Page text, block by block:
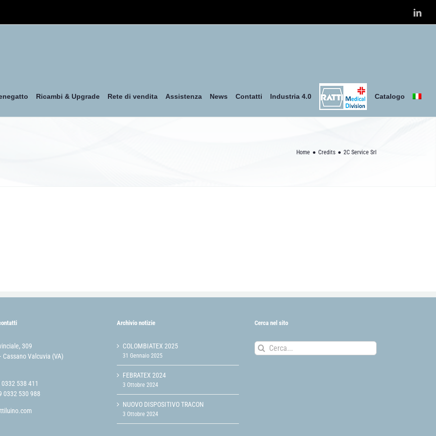
Ricambi & Upgrade Rete di vendita Assistenza News Contatti Industria 4.0 Catalogo
Home Credits 2C Service Srl
309
Cassano Valcuvia (VA)
0332 538 411
0332 530 988
Archivio notizie
COLOMBIATEX 2025
31 Gennaio 2025
FEBRATEX 2024
3 Ottobre 2024
NUOVO DISPOSITIVO TRACON
3 Ottobre 2024
Cerca nel sito
Cerca
per: